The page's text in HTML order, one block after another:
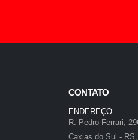
CONTATO
ENDEREÇO
R. Pedro Ferrari,
Caxias do Sul -